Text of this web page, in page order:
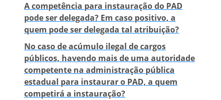
A competência para instauração do PAD
pode ser delegada? Em caso positivo, a
quem pode ser delegada tal atribuição?
No caso de acúmulo ilegal de cargos
públicos, havendo mais de uma autoridade
competente na administração pública
estadual para instaurar o PAD, a quem
competirá a instauração?